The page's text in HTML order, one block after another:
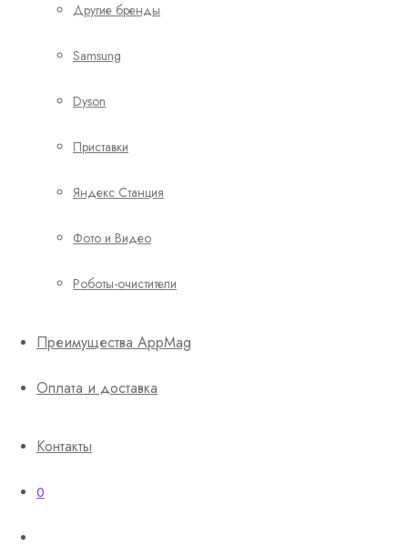
Другие бренды
Samsung
Dyson
Приставки
Яндекс Станция
Фото и Видео
Роботы-очистители
Преимущества AppMag
Оплата и доставка
Контакты
0